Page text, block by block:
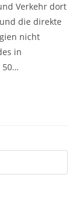
Verkehr dort
die direkte
nicht
in
50…